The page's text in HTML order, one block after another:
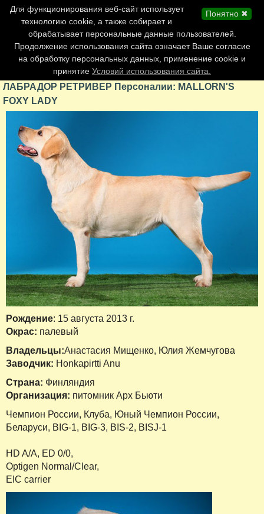
Главная страница
Обновления сайта
Контакты
Персоналии
Форум
ЛАБРАДОР РЕТРИВЕР Персоналии: MALLORN'S
FOXY LADY
Рождение: 15 августа 2013 г.
Окрас: палевый
Владельцы:Анастасия Мищенко, Юлия Жемчугова
Заводчик: Honkapirtti Anu
Cтрана: Финляндия
Организация: питомник Арх Бьюти
Чемпион России, Клуба, Юный Чемпион России,
Беларуси, BIG-1, BIG-3, BIS-2, BISJ-1
HD A/A, ED 0/0,
Optigen Normal/Clear,
EIC carrier
Понятно ✖
Для функционирования веб-сайт использует
технологию cookie, а также собирает и
обрабатывает персональные данные пользователей.
Продолжение использования сайта означает Ваше согласие
на обработку персональных данных, применение cookie и
принятие Условий использования сайта.